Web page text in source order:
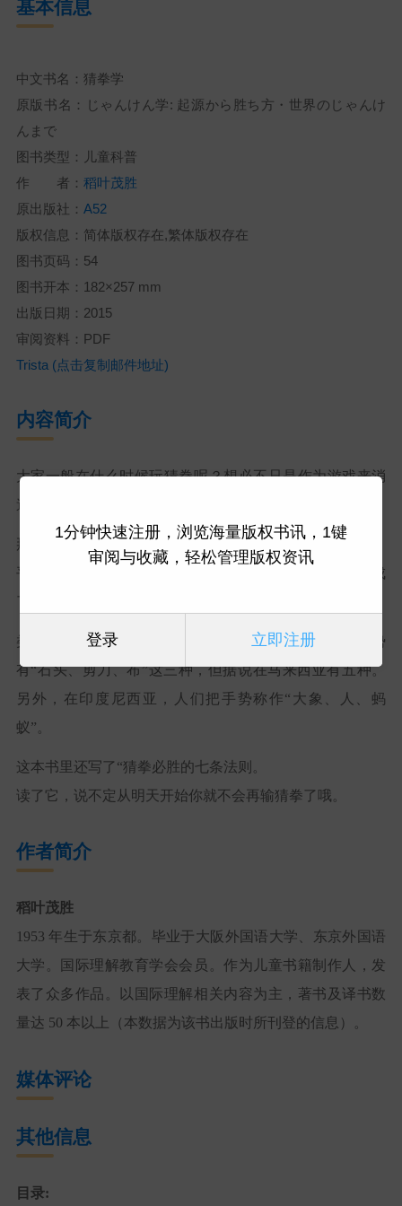
基本信息
中文书名：猜拳学
原版书名：じゃんけん学: 起源から胜ち方・世界のじゃんけ
んまで
图书类型：儿童科普
作 者： 稻叶茂胜
原出版社： A52
版权信息：简体版权存在,繁体版权存在
图书页码：54
图书开本：182×257 mm
出版日期：2015
审阅资料：PDF
Trista (点击复制邮件地址)
内容简介
大家一般在什么时候玩猜拳呢？想必不只是作为游戏来消
遣，在决定事情的时候也会用猜拳来定夺吧。
那么，在日本是从什么时候开始玩猜拳的呢？
平安时代有一种叫“虫拳”的游戏，到了江户时代演变成
了“石拳”，人们认为这就是如今“猜拳”的雏形。
类似猜拳的游戏在世界各地都有。例如，日本猜拳的手势
有“石头、剪刀、布”这三种，但据说在马来西亚有五种。
另外，在印度尼西亚，人们把手势称作“大象、人、蚂
蚁”。
这本书里还写了“猜拳必胜的七条法则。
读了它，说不定从明天开始你就不会再输猜拳了哦。
作者简介
稻叶茂胜
1953 年生于东京都。毕业于大阪外国语大学、东京外国语
大学。国际理解教育学会会员。作为儿童书籍制作人，发
表了众多作品。以国际理解相关内容为主，著书及译书数
量达 50 本以上（本数据为该书出版时所刊登的信息）。
媒体评论
其他信息
目录:
1分钟快速注册，浏览海量版权书讯，1键
审阅与收藏，轻松管理版权资讯
登录 立即注册